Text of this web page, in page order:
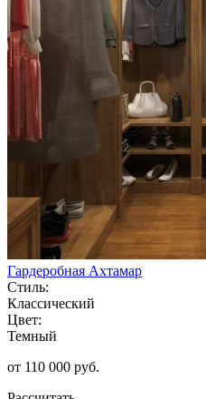
Гардеробная Ахтамар
Стиль:
Классический
Цвет:
Темный
от 110 000 руб.